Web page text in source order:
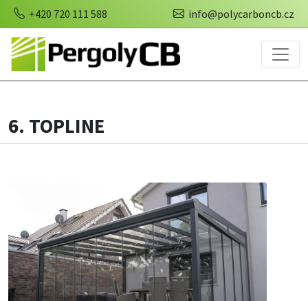
+420 720 111 588 info@polycarboncb.cz
6. TOPLINE